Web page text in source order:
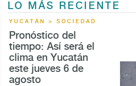
LO MÁS RECIENTE
YUCATÁN > SOCIEDAD
Pronóstico del
tiempo: Así será el
clima en Yucatán
este jueves 6 de
agosto